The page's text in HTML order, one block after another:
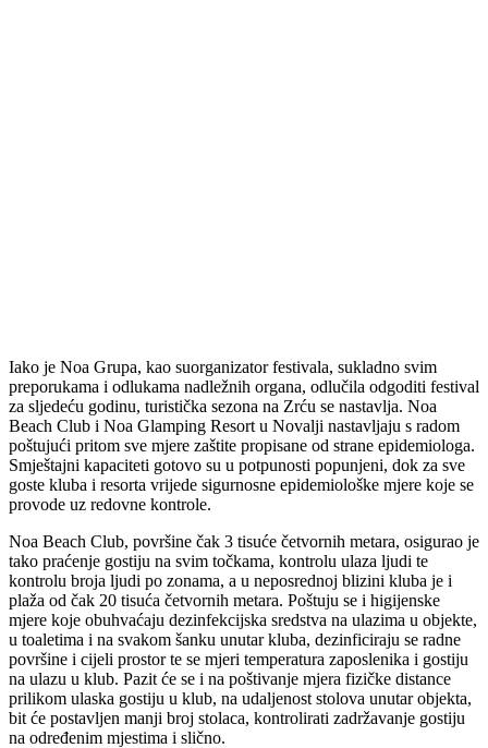
Iako je Noa Grupa, kao suorganizator festivala, sukladno svim
preporukama i odlukama nadležnih organa, odlučila odgoditi festival
za sljedeću godinu, turistička sezona na Zrću se nastavlja. Noa
Beach Club i Noa Glamping Resort u Novalji nastavljaju s radom
poštujući pritom sve mjere zaštite propisane od strane epidemiologa.
Smještajni kapaciteti gotovo su u potpunosti popunjeni, dok za sve
goste kluba i resorta vrijede sigurnosne epidemiološke mjere koje se
provode uz redovne kontrole.
Noa Beach Club, površine čak 3 tisuće četvornih metara, osigurao je
tako praćenje gostiju na svim točkama, kontrolu ulaza ljudi te
kontrolu broja ljudi po zonama, a u neposrednoj blizini kluba je i
plaža od čak 20 tisuća četvornih metara. Poštuju se i higijenske
mjere koje obuhvaćaju dezinfekcijska sredstva na ulazima u objekte,
u toaletima i na svakom šanku unutar kluba, dezinficiraju se radne
površine i cijeli prostor te se mjeri temperatura zaposlenika i gostiju
na ulazu u klub. Pazit će se i na poštivanje mjera fizičke distance
prilikom ulaska gostiju u klub, na udaljenost stolova unutar objekta,
bit će postavljen manji broj stolaca, kontrolirati zadržavanje gostiju
na određenim mjestima i slično.